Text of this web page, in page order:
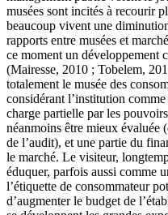
musées sont incités à recourir
beaucoup vivent une
rapports entre musées et
ce moment un développement
(Mairesse, 2010 ; Tobelem,
totalement le musée des
considérant l’institution
charge partielle par les
néanmoins être mieux évaluée
de l’audit), et une partie du
le marché. Le visiteur,
éduquer, parfois aussi comme
l’étiquette de consommateur
d’augmenter le budget de